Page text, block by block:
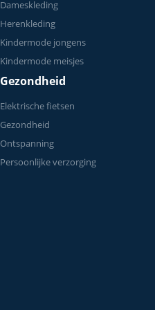
Dameskleding
Herenkleding
Kindermode jongens
Kindermode meisjes
Gezondheid
Elektrische fietsen
Gezondheid
Ontspanning
Persoonlijke verzorging